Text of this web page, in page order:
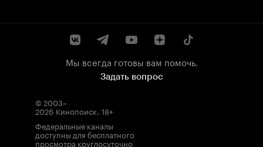
Мы всегда готовы вам помочь.
Задать вопрос
© 2003–
2026 Кинопоиск. 18+
Федеральные каналы
доступны для бесплатного
просмотра круглосуточно